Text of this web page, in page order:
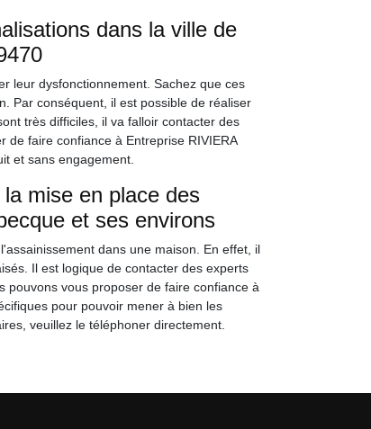
dans la ville de
leur dysfonctionnement. Sachez que ces
Par conséquent, il est possible de réaliser
très difficiles, il va falloir contacter des
de faire confiance à Entreprise RIVIERA
et sans engagement.
mise en place des
et ses environs
dans une maison. En effet, il
Il est logique de contacter des experts
pouvons vous proposer de faire confiance à
pour pouvoir mener à bien les
veuillez le téléphoner directement.